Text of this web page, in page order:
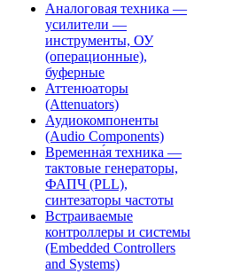
Аналоговая техника —
усилители —
инструменты, ОУ
(операционные),
буферные
Аттенюаторы
(Attenuators)
Аудиокомпоненты
(Audio Components)
Временна́я техника —
тактовые генераторы,
ФАПЧ (PLL),
синтезаторы частоты
Встраиваемые
контроллеры и системы
(Embedded Controllers
and Systems)